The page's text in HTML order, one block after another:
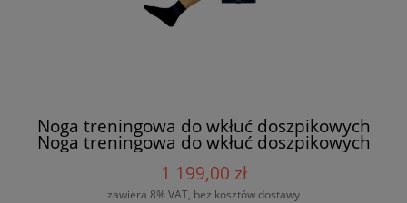
Noga treningowa do wkłuć doszpikowych
Noga treningowa do wkłuć doszpikowych
1 199,00 zł
zawiera 8% VAT, bez kosztów dostawy